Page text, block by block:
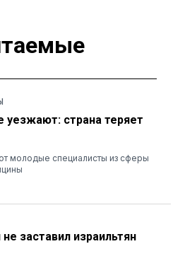
уезжают: страна теряет
молодые специалисты из сферы
заставил израильтян